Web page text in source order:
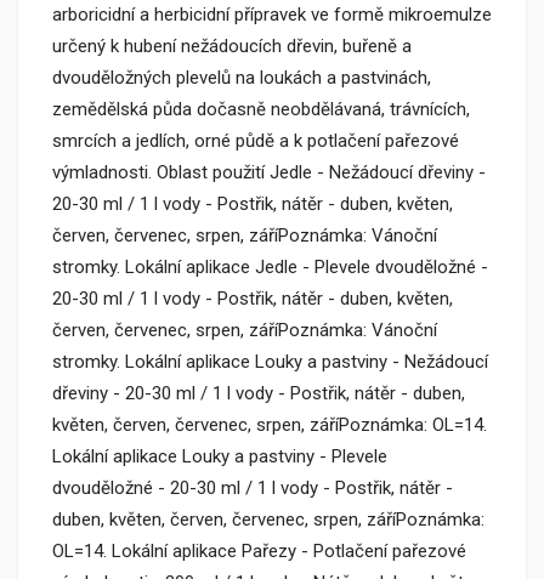
arboricidní a herbicidní přípravek ve formě mikroemulze
určený k hubení nežádoucích dřevin, buřeně a
dvouděložných plevelů na loukách a pastvinách,
zemědělská půda dočasně neobdělávaná, trávnících,
smrcích a jedlích, orné půdě a k potlačení pařezové
výmladnosti. Oblast použití Jedle - Nežádoucí dřeviny -
20-30 ml / 1 l vody - Postřik, nátěr - duben, květen,
červen, červenec, srpen, záříPoznámka: Vánoční
stromky. Lokální aplikace Jedle - Plevele dvouděložné -
20-30 ml / 1 l vody - Postřik, nátěr - duben, květen,
červen, červenec, srpen, záříPoznámka: Vánoční
stromky. Lokální aplikace Louky a pastviny - Nežádoucí
dřeviny - 20-30 ml / 1 l vody - Postřik, nátěr - duben,
květen, červen, červenec, srpen, záříPoznámka: OL=14.
Lokální aplikace Louky a pastviny - Plevele
dvouděložné - 20-30 ml / 1 l vody - Postřik, nátěr -
duben, květen, červen, červenec, srpen, záříPoznámka:
OL=14. Lokální aplikace Pařezy - Potlačení pařezové